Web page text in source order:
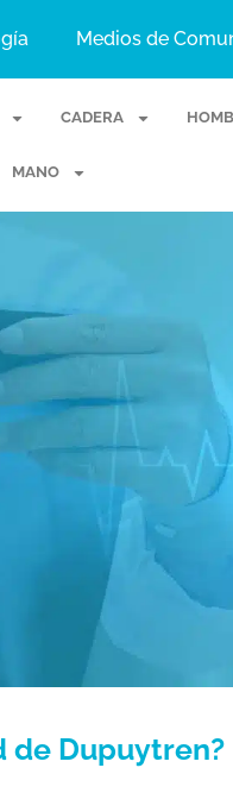
Medios de
CADERA
MANO
de Dupuytren?